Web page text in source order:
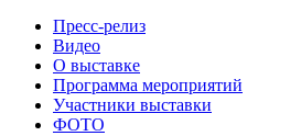
Пресс-релиз
Видео
О выставке
Программа мероприятий
Участники выставки
ФОТО